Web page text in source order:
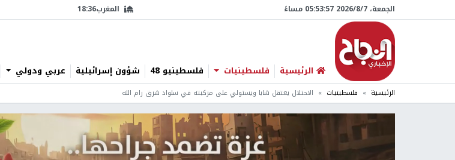
الجمعة، 7/‏8/‏2026 05:53:58 مساءً المغرب18:36
الرئيسية فلسطينيات فلسطينيو 48 شؤون إسرائيلية عربي ودولي
الرئيسية فلسطينيات الاحتلال يعتقل شابا ويستولي على مركبته في سلواد شرق رام الله